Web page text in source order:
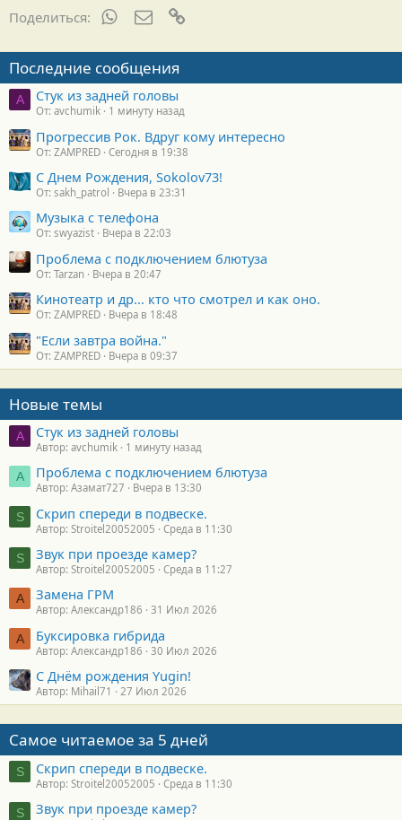
Поделиться: WhatsAppЭлектронная почта
Последние сообщения
A Стук из задней головы
От: avchumik 1 минуту назад
Прогрессив Рок. Вдруг кому интересно
От: ZAMPRED Сегодня в 19:38
С Днем Рождения, Sokolov73!
От: sakh_patrol Вчера в 23:31
Музыка с телефона
От: swyazist Вчера в 22:03
Проблема с подключением блютуза
От: Tarzan Вчера в 20:47
Кинотеатр и др... кто что смотрел и как оно.
От: ZAMPRED Вчера в 18:48
"Если завтра война."
От: ZAMPRED Вчера в 09:37
Новые темы
A Стук из задней головы
Автор: avchumik 1 минуту назад
А Проблема с подключением блютуза
Автор: Азамат727 Вчера в 13:30
S Скрип спереди в подвеске.
Автор: Stroitel20052005 Среда в 11:30
S Звук при проезде камер?
Автор: Stroitel20052005 Среда в 11:27
А Замена ГРМ
Автор: Александр186 31 Июл 2026
А Буксировка гибрида
Автор: Александр186 30 Июл 2026
С Днём рождения Yugin!
Автор: Mihail71 27 Июл 2026
Самое читаемое за 5 дней
S Скрип спереди в подвеске.
Автор: Stroitel20052005 Среда в 11:30
S Звук при проезде камер?